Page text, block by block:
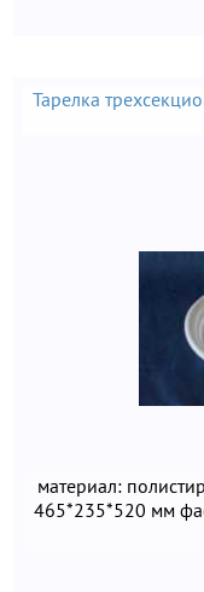
Тарелка
материал:
465*235*520 мм